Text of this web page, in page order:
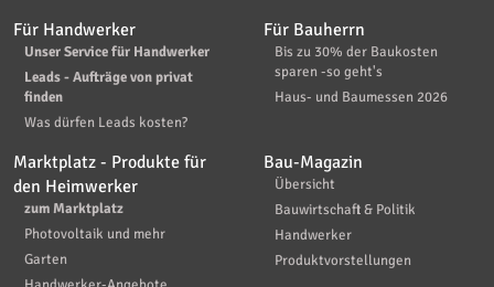
Für Handwerker
Unser Service für Handwerker
Leads - Aufträge von privat
finden
Was dürfen Leads kosten?
Für Bauherrn
Bis zu 30% der Baukosten
sparen -so geht's
Haus- und Baumessen 2026
Marktplatz - Produkte für
den Heimwerker
zum Marktplatz
Photovoltaik und mehr
Garten
Bau-Magazin
Übersicht
Bauwirtschaft & Politik
Handwerker
Produktvorstellungen